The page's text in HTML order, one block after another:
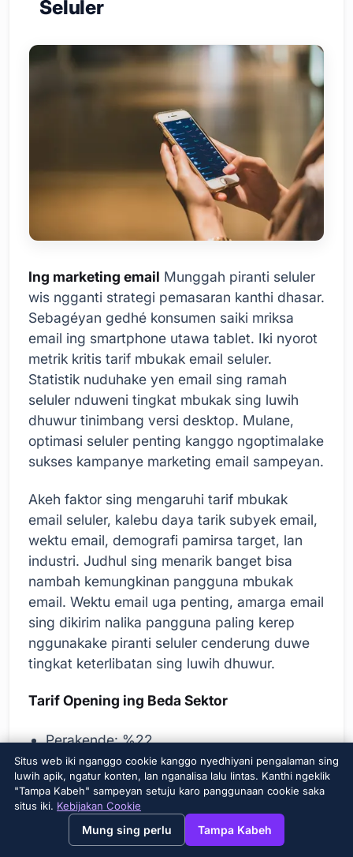
View this page in English?
Seluler
Ing marketing email Munggah piranti seluler
wis ngganti strategi pemasaran kanthi dhasar.
Sebagéyan gedhé konsumen saiki mriksa
email ing smartphone utawa tablet. Iki nyorot
metrik kritis tarif mbukak email seluler.
Statistik nuduhake yen email sing ramah
seluler nduweni tingkat mbukak sing luwih
dhuwur tinimbang versi desktop. Mulane,
optimasi seluler penting kanggo ngoptimalake
sukses kampanye marketing email sampeyan.
Akeh faktor sing mengaruhi tarif mbukak
email seluler, kalebu daya tarik subyek email,
wektu email, demografi pamirsa target, lan
industri. Judhul sing menarik banget bisa
nambah kemungkinan pangguna mbukak
email. Wektu email uga penting, amarga email
sing dikirim nalika pangguna paling kerep
nggunakake piranti seluler cenderung duwe
tingkat keterlibatan sing luwih dhuwur.
Tarif Opening ing Beda Sektor
Perakende: %22
Pendidikan: 28%
Kesehatan: 25%
Finans: %20
Situs web iki nganggo cookie kanggo nyedhiyani pengalaman sing
luwih apik, ngatur konten, lan nganalisa lalu lintas. Kanthi ngeklik
"Tampa Kabeh" sampeyan setuju karo panggunaan cookie saka
situs iki. Kebijakan Cookie
Mung sing perlu Tampa Kabeh